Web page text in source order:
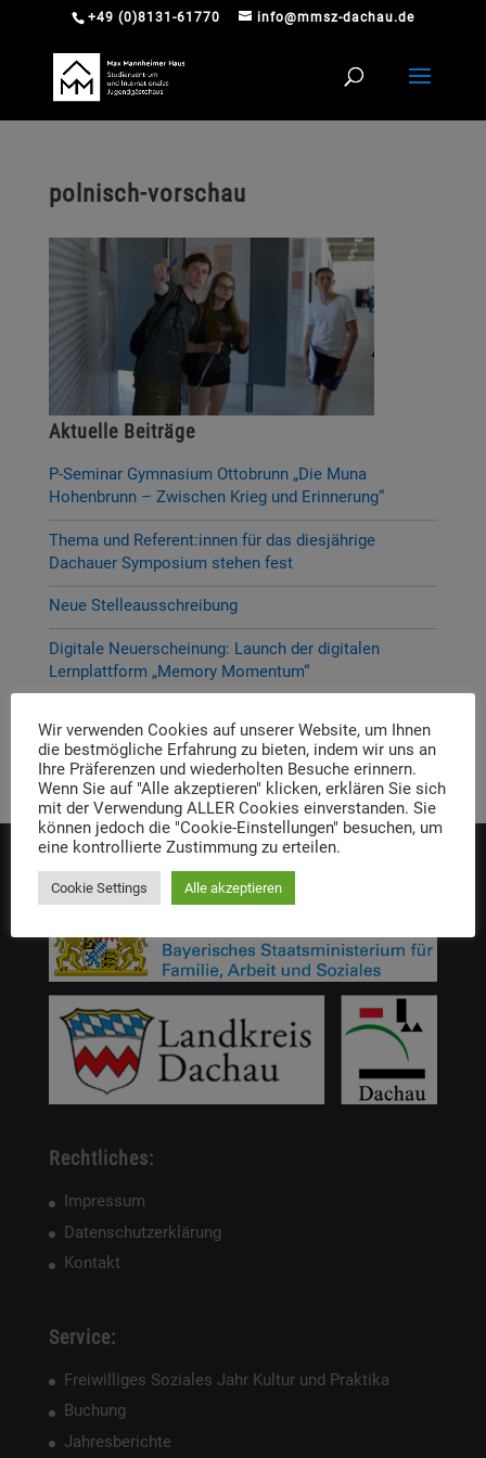
+49 (0)8131-61770 info@mmsz-dachau.de
polnisch-vorschau
Aktuelle Beiträge
P-Seminar Gymnasium Ottobrunn „Die Muna
Hohenbrunn – Zwischen Krieg und Erinnerung“
Thema und Referent:innen für das diesjährige
Dachauer Symposium stehen fest
Neue Stelleausschreibung
Digitale Neuerscheinung: Launch der digitalen
Lernplattform „Memory Momentum“
Erinnern. Forschen. Vermitteln.
Die Einrichtung wird gefördert von:
Rechtliches:
Impressum
Datenschutzerklärung
Kontakt
Service:
Freiwilliges Soziales Jahr Kultur und Praktika
Buchung
Jahresberichte
Wir verwenden Cookies auf unserer Website, um Ihnen
die bestmögliche Erfahrung zu bieten, indem wir uns an
Ihre Präferenzen und wiederholten Besuche erinnern.
Wenn Sie auf "Alle akzeptieren" klicken, erklären Sie sich
mit der Verwendung ALLER Cookies einverstanden. Sie
können jedoch die "Cookie-Einstellungen" besuchen, um
eine kontrollierte Zustimmung zu erteilen.
Cookie Settings Alle akzeptieren